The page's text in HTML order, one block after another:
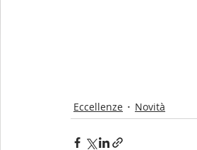
Eccellenze Novità